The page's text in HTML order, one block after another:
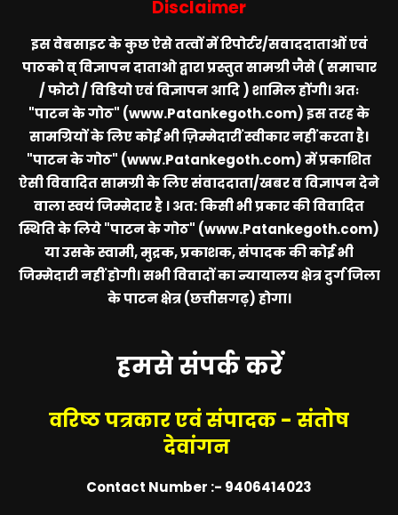
Disclaimer
इस वेबसाइट के कुछ ऐसे तत्वों में रिपोर्टर/सवाददाताओं एवं
पाठको व् विज्ञापन दाताओ द्वारा प्रस्तुत सामग्री जैसे ( समाचार
/ फोटो / विडियो एवं विज्ञापन आदि ) शामिल होंगी। अतः
"पाटन के गोठ" (www.Patankegoth.com)इस तरह के
सामग्रियों के लिए कोई भी ज़िम्मेदारीं स्वीकार नहीं करता है।
"पाटन के गोठ" (www.Patankegoth.com)में प्रकाशित
ऐसी विवादित सामग्री के लिए संवाददाता/खबर व विज्ञापन देने
वाला स्वयं जिम्मेदार है । अत: किसी भी प्रकार की विवादित
स्थिति के लिये"पाटन के गोठ" (www.Patankegoth.com)
या उसके स्वामी, मुद्रक, प्रकाशक, संपादक की कोई भी
जिम्मेदारी नहीं होगी। सभी विवादों का न्यायालय क्षेत्र दुर्ग जिला
के पाटन क्षेत्र (छत्तीसगढ़) होगा।
हमसे संपर्क करें
वरिष्ठ पत्रकार एवं संपादक - संतोष
देवांगन
Contact Number :- 9406414023